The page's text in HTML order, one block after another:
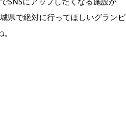
県で絶対に行ってほしいグランピ